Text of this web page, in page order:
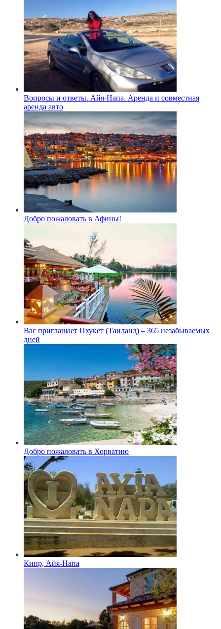
Вопросы и ответы. Айя-Напа. Аренда и совместная
аренда авто
Добро пожаловать в Афины!
Вас приглашает Пхукет (Таиланд) – 365 незабываемых
дней
Добро пожаловать в Хорватию
Кипр, Айя-Напа